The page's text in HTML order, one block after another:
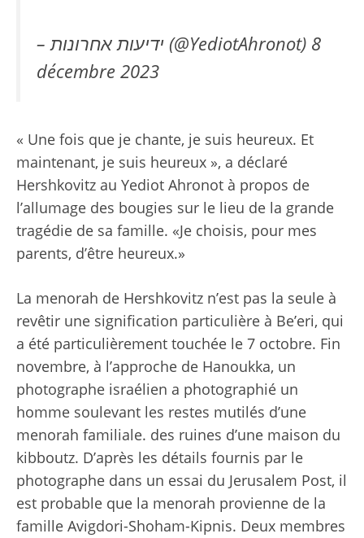
– ידיעות אחרונות (@YediotAhronot) 8
décembre 2023
« Une fois que je chante, je suis heureux. Et
maintenant, je suis heureux », a déclaré
Hershkovitz au Yediot Ahronot à propos de
l’allumage des bougies sur le lieu de la grande
tragédie de sa famille. «Je choisis, pour mes
parents, d’être heureux.»
La menorah de Hershkovitz n’est pas la seule à
revêtir une signification particulière à Be’eri, qui
a été particulièrement touchée le 7 octobre. Fin
novembre, à l’approche de Hanoukka, un
photographe israélien a photographié un
homme soulevant les restes mutilés d’une
menorah familiale. des ruines d’une maison du
kibboutz. D’après les détails fournis par le
photographe dans un essai du Jerusalem Post, il
est probable que la menorah provienne de la
famille Avigdori-Shoham-Kipnis. Deux membres